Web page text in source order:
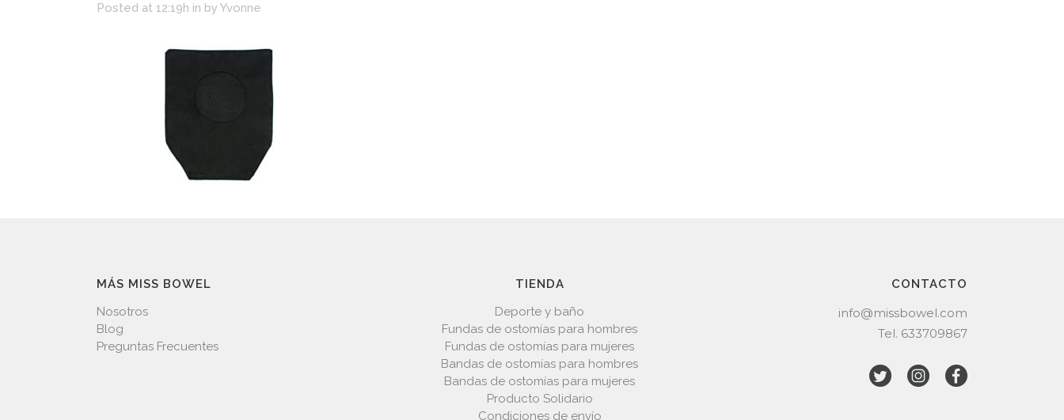
Posted at 12:19h in by Yvonne
MÁS MISS BOWEL
Nosotros
Blog
Preguntas Frecuentes
TIENDA
Deporte y baño
Fundas de ostomías para hombres
Fundas de ostomías para mujeres
Bandas de ostomías para hombres
Bandas de ostomías para mujeres
Producto Solidario
Condiciones de envío
CONTACTO
info@missbowel.com
Tel. 633709867